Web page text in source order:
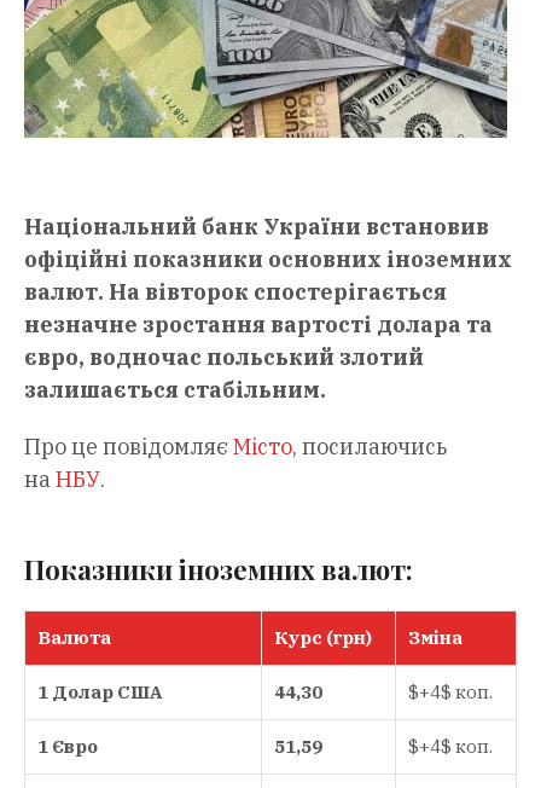
Національний банк України встановив
офіційні показники основних іноземних
валют. На вівторок спостерігається
незначне зростання вартості долара та
євро, водночас польський злотий
залишається стабільним.
Про це повідомляє Місто, посилаючись
наНБУ.
Показники іноземних валют:
Валюта Курс (грн) Зміна
1 Долар США 44,30 $+4$ коп.
1 Євро 51,59 $+4$ коп.